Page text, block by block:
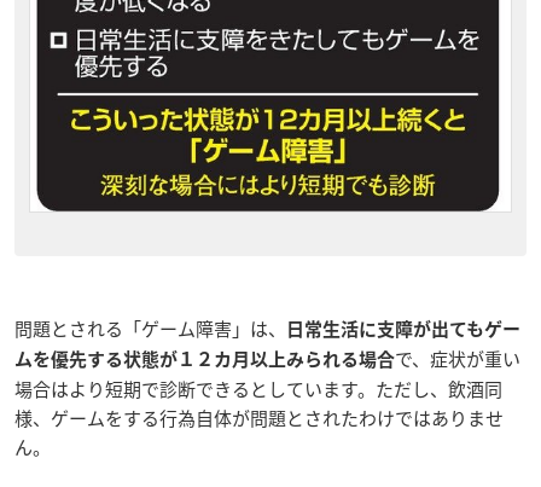
問題とされる「ゲーム障害」は、
日常生活に支障が出てもゲー
ムを優先する状態が１２カ月以上みられる場合で、症状が重い
場合はより短期で診断できるとしています。ただし、飲酒同
様、ゲームをする行為自体が問題とされたわけではありませ
ん。